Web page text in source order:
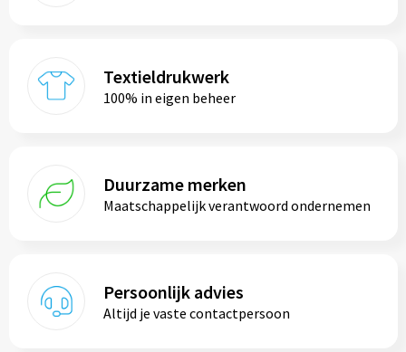
Textieldrukwerk
100% in eigen beheer
Duurzame merken
Maatschappelijk verantwoord ondernemen
Persoonlijk advies
Altijd je vaste contactpersoon